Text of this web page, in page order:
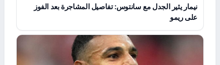
نيمار يثير الجدل مع سانتوس: تفاصيل المشاجرة بعد الفوز
على ريمو